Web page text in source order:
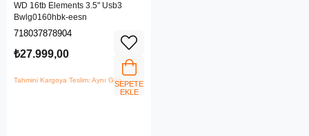
WD 16tb Elements 3.5" Usb3
Bwlg0160hbk-eesn
718037878904
₺27.999,00
Tahmini Kargoya Teslim: Aynı GünSEPETE
EKLE